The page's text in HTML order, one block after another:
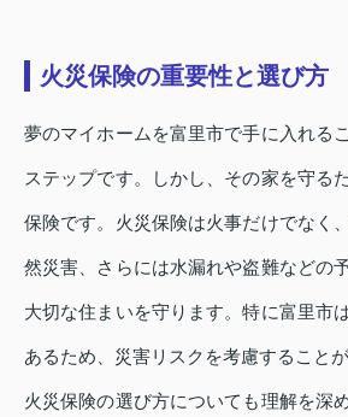
火災保険の重要性と選び方
夢のマイホームを富里市で手に入れる
ステップです。しかし、その家を守る
保険です。火災保険は火事だけでなく
然災害、さらには水漏れや盗難などの
大切な住まいを守ります。特に富里市
あるため、災害リスクを考慮することが
火災保険の選び方についても理解を深